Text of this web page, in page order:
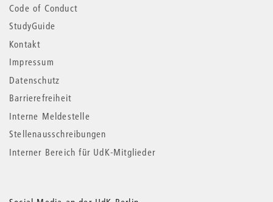
Code of Conduct
StudyGuide
Kontakt
Impressum
Datenschutz
Barrierefreiheit
Interne Meldestelle
Stellenausschreibungen
Interner Bereich für UdK-Mitglieder